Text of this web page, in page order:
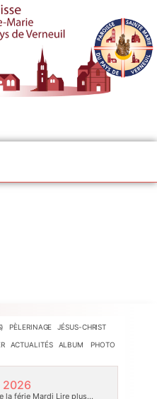
PÈLERINAGE JÉSUS-CHRIST
ACTUALITÉS ALBUM PHOTO
2026
la férie Mardi Lire plus…